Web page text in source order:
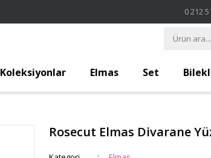
0 212
Koleksiyonlar Elmas Set
Rosecut Elmas Divarane